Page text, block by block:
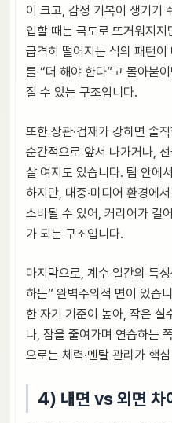
이 크고, 감정 기복이 생기기
입할 때는 극도로 뜨거워지지
급격히 떨어지는 식의 패턴
를 “더 해야 한다”고 몰아붙
질 수 있는 구조입니다.
또한 상관·겁재가 강하면 솔
순간적으로 앞서 나가거나,
살 여지도 있습니다. 팀 안에
하지만, 대중·미디어 환경에
소비될 수 있어, 커리어가 길
가 되는 구조입니다.
마지막으로, 계수 일간의 특
하는” 완벽주의적 면이 있습
한 자기 기준이 높아, 작은 실
나, 잠을 줄여가며 연습하는
으로는 체력·멘탈 관리가 핵
4) 내면 vs 외면 차